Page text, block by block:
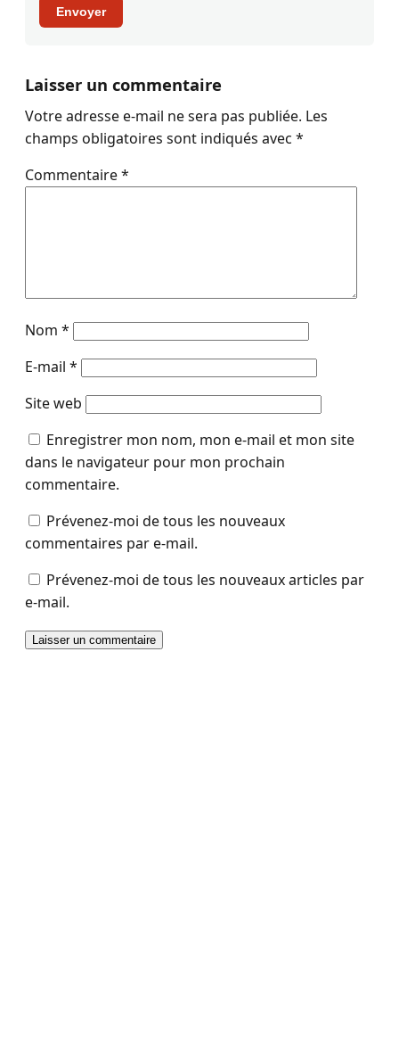
Envoyer
Laisser un commentaire
Votre adresse e-mail ne sera pas publiée. Les
champs obligatoires sont indiqués avec *
Commentaire*
Nom *
E-mail *
Site web
Enregistrer mon nom, mon e-mail et mon site
dans le navigateur pour mon prochain
commentaire.
Prévenez-moi de tous les nouveaux
commentaires par e-mail.
Prévenez-moi de tous les nouveaux articles par
e-mail.